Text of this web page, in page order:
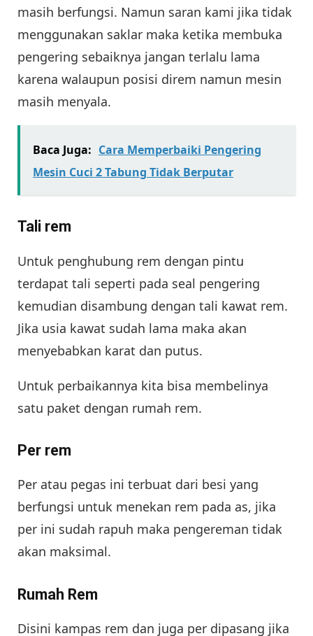
masih berfungsi. Namun saran kami jika tidak
menggunakan saklar maka ketika membuka
pengering sebaiknya jangan terlalu lama
karena walaupun posisi direm namun mesin
masih menyala.
Baca Juga: Cara Memperbaiki Pengering
Mesin Cuci 2 Tabung Tidak Berputar
Tali rem
Untuk penghubung rem dengan pintu
terdapat tali seperti pada seal pengering
kemudian disambung dengan tali kawat rem.
Jika usia kawat sudah lama maka akan
menyebabkan karat dan putus.
Untuk perbaikannya kita bisa membelinya
satu paket dengan rumah rem.
Per rem
Per atau pegas ini terbuat dari besi yang
berfungsi untuk menekan rem pada as, jika
per ini sudah rapuh maka pengereman tidak
akan maksimal.
Rumah Rem
Disini kampas rem dan juga per dipasang jika